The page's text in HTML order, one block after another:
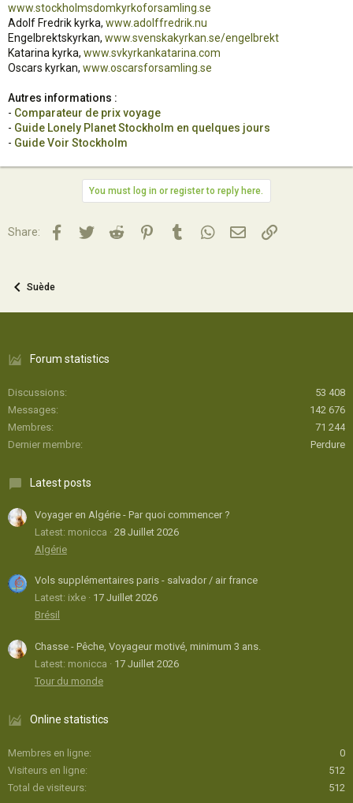
www.stockholmsdomkyrkoforsamling.se
Adolf Fredrik kyrka, www.adolffredrik.nu
Engelbrektskyrkan, www.svenskakyrkan.se/engelbrekt
Katarina kyrka, www.svkyrkankatarina.com
Oscars kyrkan, www.oscarsforsamling.se
Autres informations :
- Comparateur de prix voyage
- Guide Lonely Planet Stockholm en quelques jours
- Guide Voir Stockholm
You must log in or register to reply here.
Share: Facebook
TwitterReddit PinterestTumblrWhatsApp
Email Lien
Suède
Forum statistics
Discussions
53 408
Messages
142 676
Membres
71 244
Dernier membre
Perdure
Latest posts
Voyager en Algérie - Par quoi commencer ?
Latest: monicca
28 Juillet 2026
Algérie
Vols supplémentaires paris - salvador / air france
Latest: ixke
17 Juillet 2026
Brésil
Chasse - Pêche, Voyageur motivé, minimum 3 ans.
Latest: monicca
17 Juillet 2026
Tour du monde
Online statistics
Membres en ligne
0
Visiteurs en ligne
512
Total de visiteurs
512